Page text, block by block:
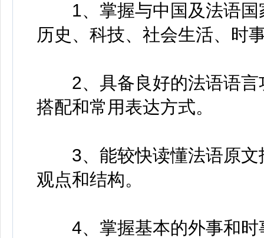
1、掌握与中国及法语国
历史、科技、社会生活、时
2、具备良好的法语语言
搭配和常用表达方式。
3、能较快读懂法语原文
观点和结构。
4、掌握基本的外事和时